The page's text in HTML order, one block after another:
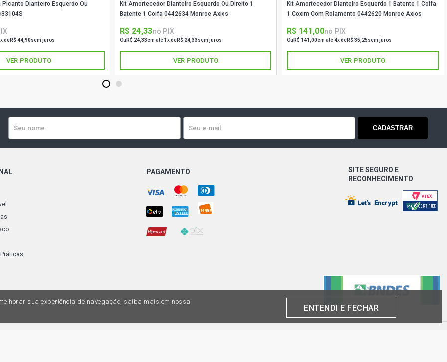
CLIO EGEUS SEDAN 1.0 16V FLEX (2006 - 2007)
CLIO EXPRESSION SEDAN 1.0 16V FLEX (2004 -
CLIO ALIZE SEDAN 1.0 16V GASOLINA (2003 -
CLIO BOTIC SEDAN 1.0 16V GASOLINA (2000 -
2005)
2006)
CLIO RN SEDAN 1.0 16V GASOLINA (2000 - 2006)
CLIO RT SEDAN 1.0 16V GASOLINA (2000 - 2006)
Picanto Dianteiro Esquerdo Ou
deR$ 44,90sem juros
VER PRODUTO
Kit Amortecedor Dianteiro Esquerdo Ou Direito 1
Batente 1 Coifa 0442634 Monroe Axios
R$ 24,33no PIX
Ou R$ 24,33em até 1x deR$ 24,33sem juros
VER PRODUTO
Kit Amortecedor Dianteiro Esquerdo 1 Batente 1 Coifa
1 Coxim Com Rolamento 0442620 Monroe Axios
R$ 141,00no PIX
Ou R$ 141,00em até 4x deR$ 35,25sem juros
VER PRODUTO
1 2
CADASTRAR
PAGAMENTO
SITE SEGURO E
RECONHECIMENTO
sua experiência de navegação, saiba mais em nossa
ENTENDI E FECHAR